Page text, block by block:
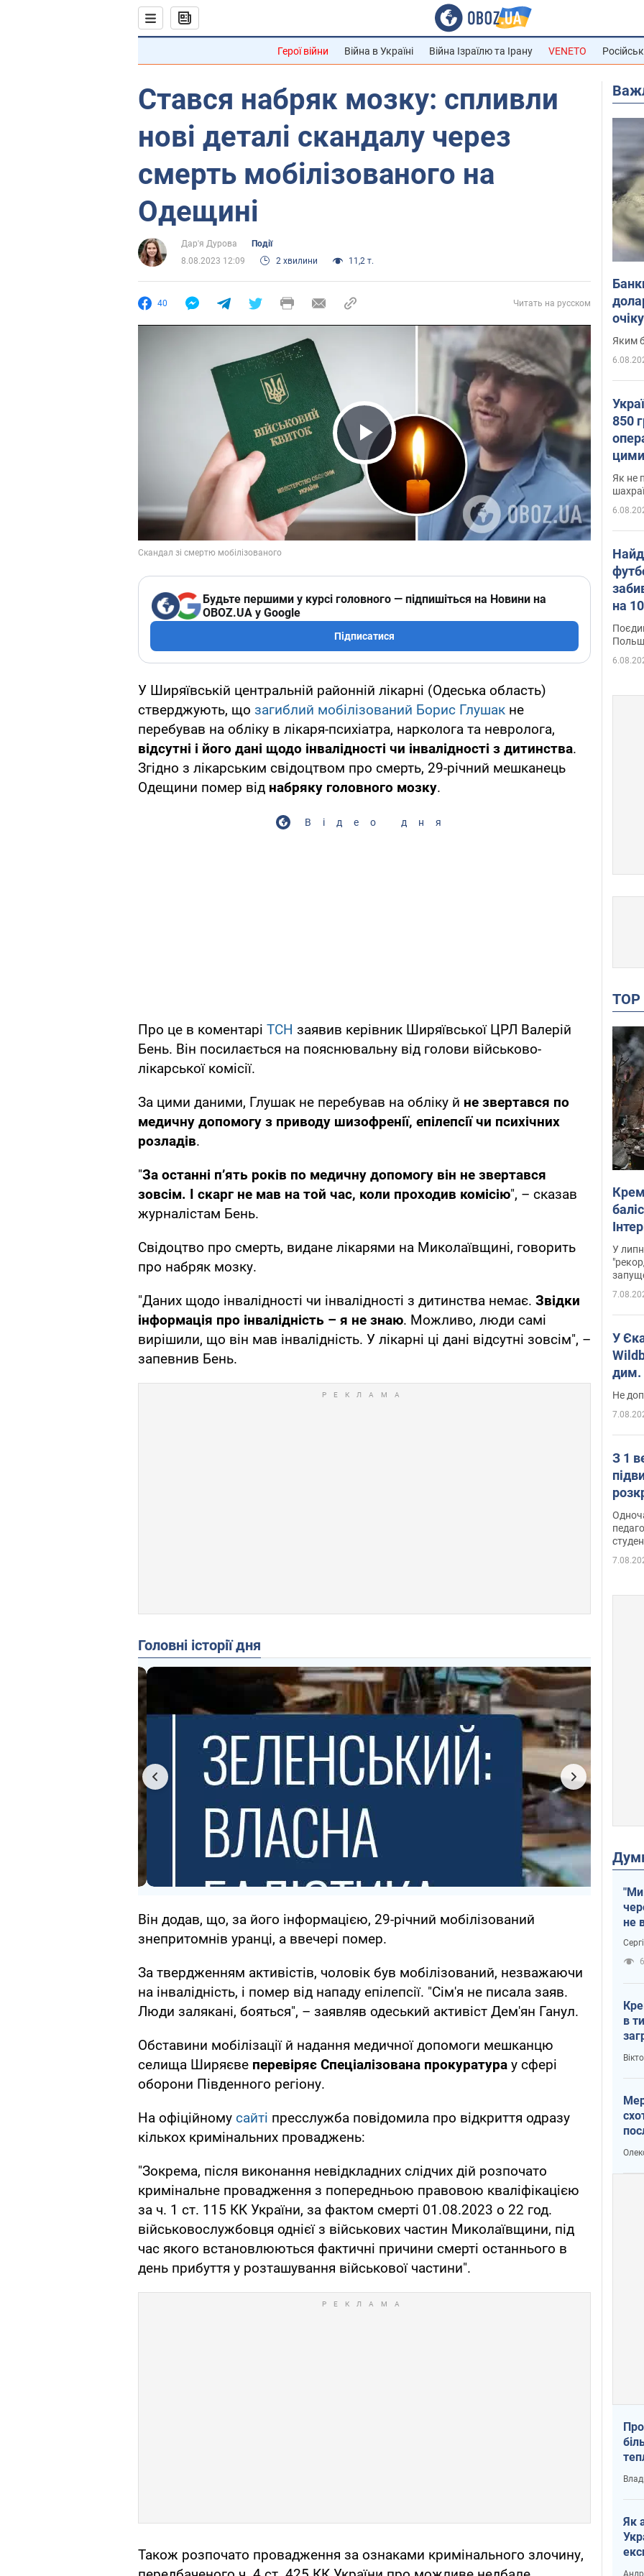
Герої війни Війна в Україні Війна Ізраїлю та Ірану VENETO
Стався набряк мозку: спливли
нові деталі скандалу через
смерть мобілізованого на
Одещині
Дар'я Дурова
Події
8.08.2023 12:09
2 хвилини 11,2 т.
40 Читать на русском
Play Video
Будьте першими у курсі головного — підпишіться на Новини на
OBOZ.UA у Google
Підписатися
У Ширяївській центральній районній лікарні (Одеська область)
стверджують, що загиблий мобілізований Борис Глушак не
перебував на обліку в лікаря-психіатра, нарколога та невролога,
відсутні і його дані щодо інвалідності чи інвалідності з дитинства.
Згідно з лікарським свідоцтвом про смерть, 29-річний мешканець
Одещини помер від набряку головного мозку.
Відео дня
Про це в коментарі ТСН заявив керівник Ширяївської ЦРЛ Валерій
Бень. Він посилається на пояснювальну від голови військово-
лікарської комісії.
За цими даними, Глушак не перебував на обліку й не звертався по
медичну допомогу з приводу шизофренії, епілепсії чи психічних
розладів.
"За останні п’ять років по медичну допомогу він не звертався
зовсім. І скарг не мав на той час, коли проходив комісію", – сказав
журналістам Бень.
Свідоцтво про смерть, видане лікарями на Миколаївщині, говорить
про набряк мозку.
"Даних щодо інвалідності чи інвалідності з дитинства немає. Звідки
інформація про інвалідність – я не знаю. Можливо, люди самі
вирішили, що він мав інвалідність. У лікарні ці дані відсутні зовсім", –
запевнив Бень.
Головні історії дня
Він додав, що, за його інформацією, 29-річний мобілізований
знепритомнів уранці, а ввечері помер.
За твердженням активістів, чоловік був мобілізований, незважаючи
на інвалідність, і помер від нападу епілепсії. "Сім'я не писала заяв.
Люди залякані, бояться", – заявляв одеський активіст Дем'ян Ганул.
Обставини мобілізації й надання медичної допомоги мешканцю
селища Ширяєве перевіряє Спеціалізована прокуратура у сфері
оборони Південного регіону.
На офіційному сайті пресслужба повідомила про відкриття одразу
кількох кримінальних проваджень:
"Зокрема, після виконання невідкладних слідчих дій розпочато
кримінальне провадження з попередньою правовою кваліфікацією
за ч. 1 ст. 115 КК України, за фактом смерті 01.08.2023 о 22 год.
військовослужбовця однієї з військових частин Миколаївщини, під
час якого встановлюються фактичні причини смерті останнього в
день прибуття у розташування військової частини".
Також розпочато провадження за ознаками кримінального злочину,
Яким
850
Як не
на
Відео
У
У
дим.
Не
З 1
"Ми
не
в
у
Як